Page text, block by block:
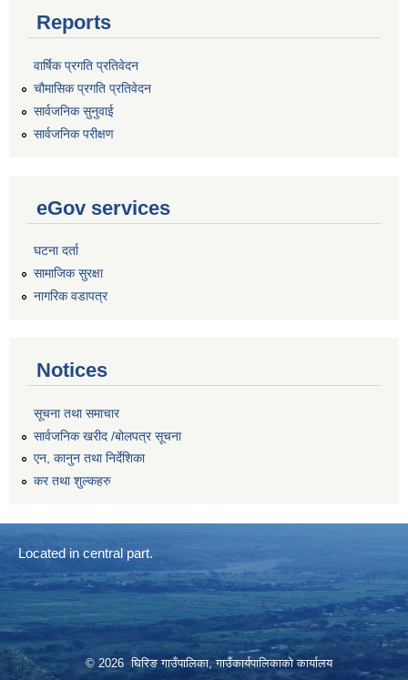
Reports
वार्षिक प्रगति प्रतिवेदन
चौमासिक प्रगति प्रतिवेदन
सार्वजनिक सुनुवाई
सार्वजनिक परीक्षण
eGov services
घटना दर्ता
सामाजिक सुरक्षा
नागरिक वडापत्र
Notices
सूचना तथा समाचार
सार्वजनिक खरीद /बोलपत्र सूचना
एन, कानुन तथा निर्देशिका
कर तथा शुल्कहरु
Located in central part.
© 2026 घिरिङ गाउँपालिका, गाउँकार्यपालिकाको कार्यालय